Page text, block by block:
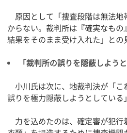
原因として「捜査段階は無法地
からない。裁判所は『確実なも
結果をそのまま受け入れた」との
「裁判所の誤りを隠蔽しようと
小川氏は次に、地裁判決が「こ
誤りを極力隠蔽しようとしている
力を込めたのは、確定審が犯行